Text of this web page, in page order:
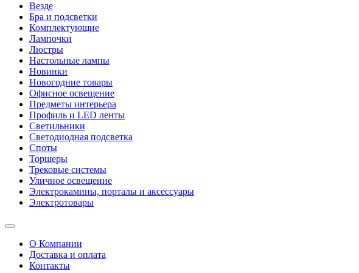
Везде
Бра и подсветки
Комплектующие
Лампочки
Люстры
Настольные лампы
Новинки
Новогодние товары
Офисное освещение
Предметы интерьера
Профиль и LED ленты
Светильники
Светодиодная подсветка
Споты
Торшеры
Трековые системы
Уличное освещение
Электрокамины, порталы и аксессуары
Электротовары
О Компании
Доставка и оплата
Контакты